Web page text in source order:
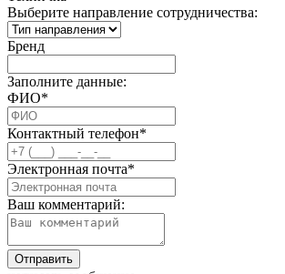
Выберите направление сотрудничества:
Бренд
Заполните данные:
ФИО*
Контактный телефон*
Электронная почта*
Ваш комментарий: